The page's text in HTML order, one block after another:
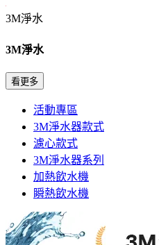
3M淨水
3M淨水
看更多
活動專區
3M淨水器款式
濾心款式
3M淨水器系列
加熱飲水機
瞬熱飲水機